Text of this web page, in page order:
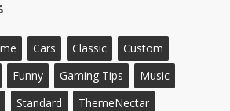
Cars Classic
Custom
Funny Gaming Tips
Music
Standard
ThemeNectar